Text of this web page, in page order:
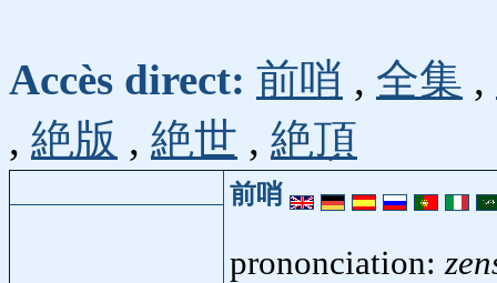
Accès direct: 前哨 , 全集 ,
, 絶版 , 絶世 , 絶頂
前哨
prononciation: